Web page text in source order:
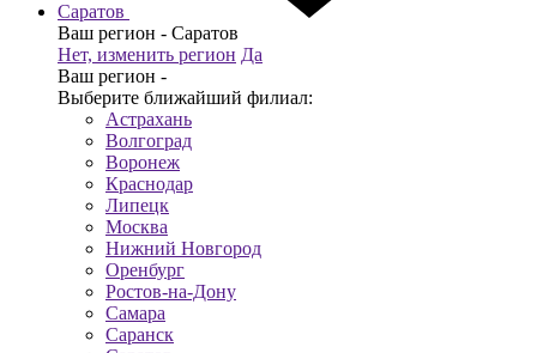
Саратов
Ваш регион - Саратов
Нет, изменить регион Да
Ваш регион -
Выберите ближайший филиал:
Астрахань
Волгоград
Воронеж
Краснодар
Липецк
Москва
Нижний Новгород
Оренбург
Ростов-на-Дону
Самара
Саранск